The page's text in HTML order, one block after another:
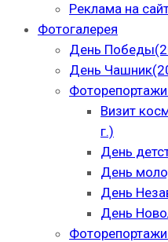
Реклама на
Фотогалерея
День
День
Визит
г.)
День
День
День
День